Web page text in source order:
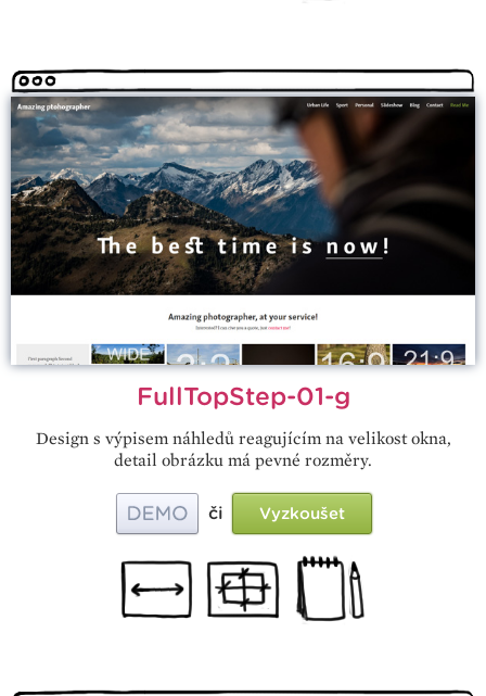
FullTopStep-01-g
Design s výpisem náhledů reagujícím na velikost okna,
detail obrázku má pevné rozměry.
Vyzkoušet
či